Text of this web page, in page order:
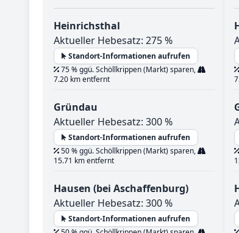
Heinrichsthal
Aktueller Hebesatz: 275 %
Standort-Informationen aufrufen
75 % ggü. Schöllkrippen (Markt) sparen,
7.20 km entfernt
Gründau
Aktueller Hebesatz: 300 %
Standort-Informationen aufrufen
50 % ggü. Schöllkrippen (Markt) sparen,
15.71 km entfernt
Hausen (bei Aschaffenburg)
Aktueller Hebesatz: 300 %
Standort-Informationen aufrufen